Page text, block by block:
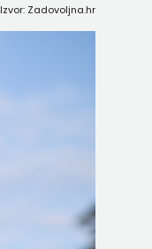
Izvor: Zadovoljna.hr